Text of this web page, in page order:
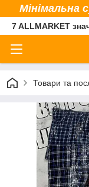
Мінімальна
7 ALLMARKET
Товари та